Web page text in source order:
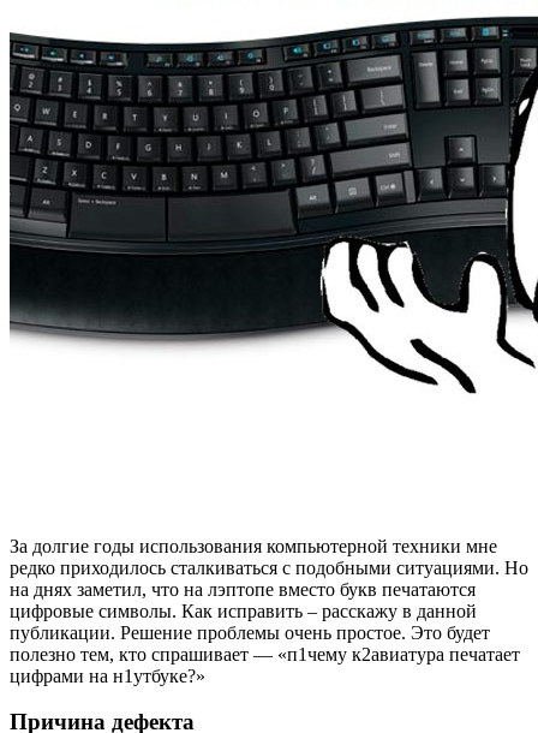
За долгие годы использования компьютерной техники мне
редко приходилось сталкиваться с подобными ситуациями. Но
на днях заметил, что на лэптопе вместо букв печатаются
цифровые символы. Как исправить – расскажу в данной
публикации. Решение проблемы очень простое. Это будет
полезно тем, кто спрашивает — «п1чему к2авиатура печатает
цифрами на н1утбуке?»
Причина дефекта